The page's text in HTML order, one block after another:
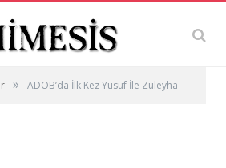
» ADOB’da İlk Kez Yusuf İle Züleyha